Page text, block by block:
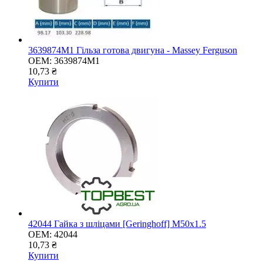
3639874M1 Гільза готова двигуна - Massey Ferguson
OEM: 3639874M1
10,73 ₴
Купити
42044 Гайка з шліцами [Geringhoff] M50x1.5
OEM: 42044
10,73 ₴
Купити